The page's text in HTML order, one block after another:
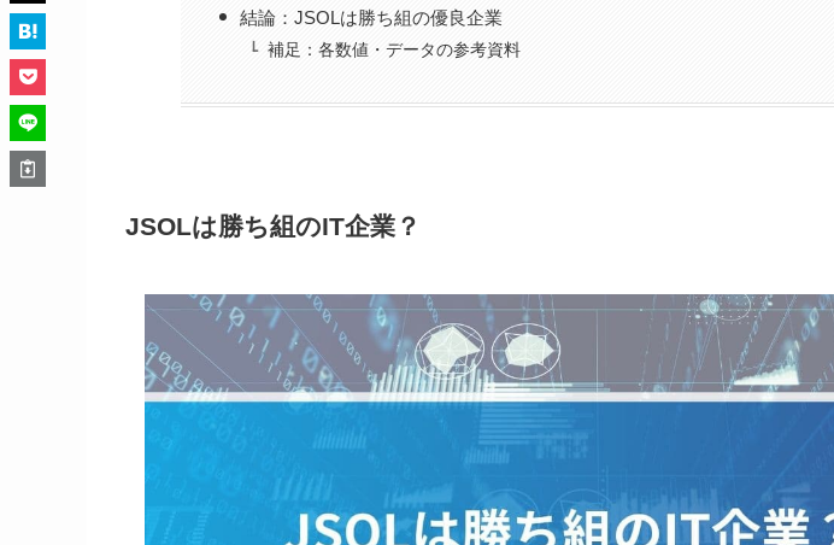
結論：JSOLは勝ち組の優良企業
補足：各数値・データの参考資料
JSOLは勝ち組のIT企業？